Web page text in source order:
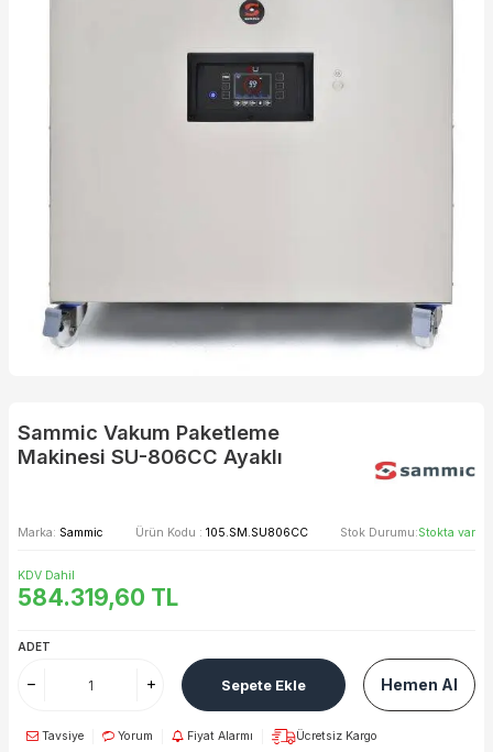
Sammic Vakum Paketleme
Makinesi SU-806CC Ayaklı
Marka: Sammic Ürün Kodu : 105.SM.SU806CC Stok Durumu:Stokta var
KDV Dahil
584.319,60 TL
ADET
Sepete Ekle Hemen Al
Tavsiye Yorum Fiyat Alarmı Ücretsiz Kargo